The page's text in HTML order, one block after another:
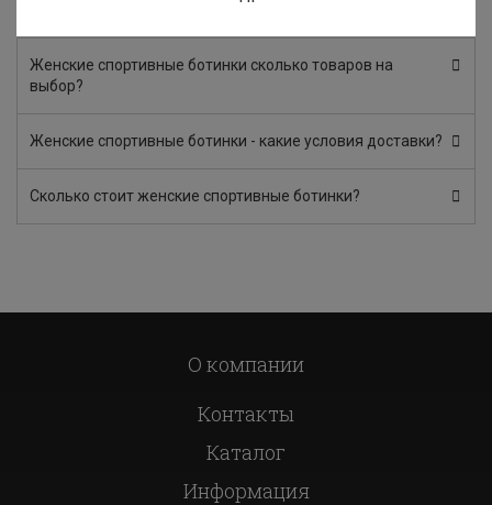
Женские спортивные ботинки сколько товаров на
выбор?
Женские спортивные ботинки - какие условия доставки?
Сколько стоит женские спортивные ботинки?
О компании
Контакты
Каталог
Информация